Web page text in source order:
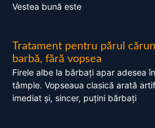
Vestea bună este
Tratament pentru părul
barbă, fără vopsea
Firele albe la bărbați apar adesea
tâmple. Vopseaua clasică arată
imediat și, sincer, puțini bărbați